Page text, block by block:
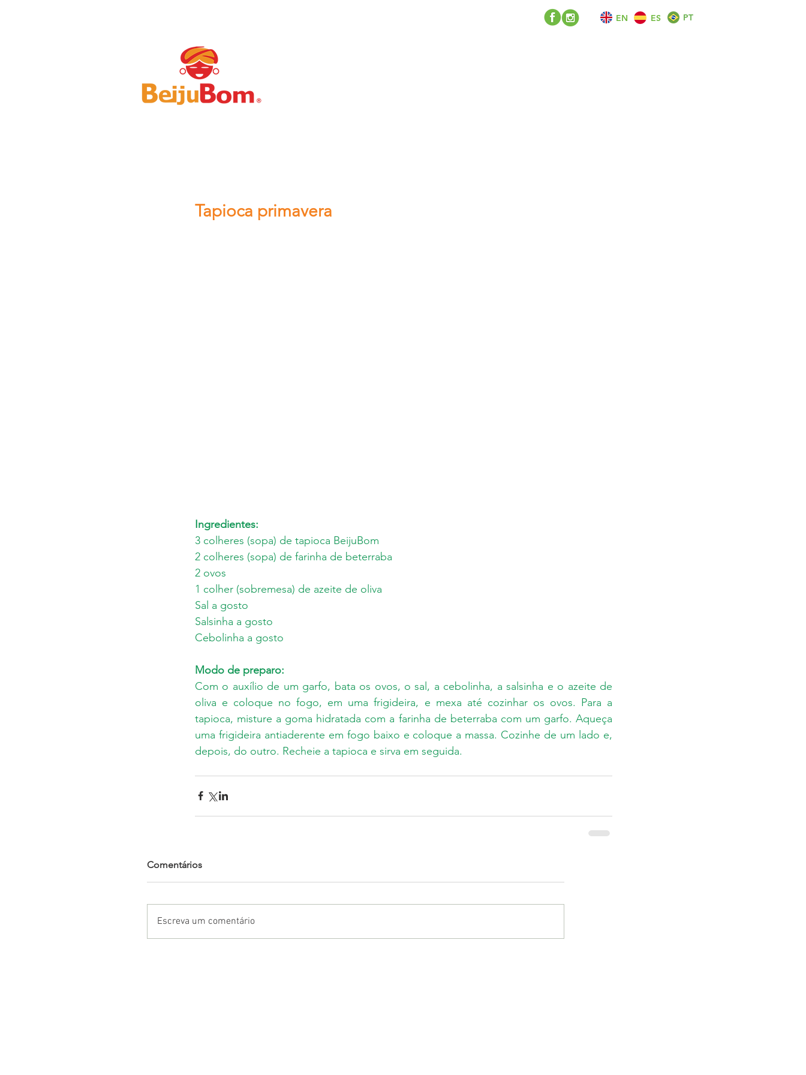
EN ES PT
Tapioca primavera
Ingredientes:
3 colheres (sopa) de tapioca BeijuBom
2 colheres (sopa) de farinha de beterraba
2 ovos
1 colher (sobremesa) de azeite de oliva
Sal a gosto
Salsinha a gosto
Cebolinha a gosto
Modo de preparo:
Com o auxílio de um garfo, bata os ovos, o sal, a cebolinha, a salsinha e o azeite de
oliva e coloque no fogo, em uma frigideira, e mexa até cozinhar os ovos. Para a
tapioca, misture a goma hidratada com a farinha de beterraba com um garfo. Aqueça
uma frigideira antiaderente em fogo baixo e coloque a massa. Cozinhe de um lado e,
depois, do outro. Recheie a tapioca e sirva em seguida.
Comentários
Escreva um comentário